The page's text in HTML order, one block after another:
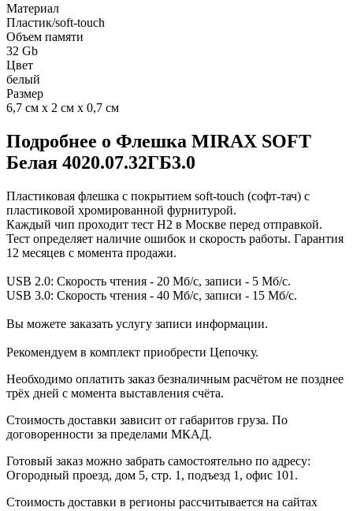
Материал
Пластик/soft-touch
Объем памяти
32 Gb
Цвет
белый
Размер
6,7 см х 2 см х 0,7 см
Подробнее о Флешка MIRAX SOFT
Белая 4020.07.32ГБ3.0
Пластиковая флешка с покрытием soft-touch (софт-тач) с
пластиковой хромированной фурнитурой.
Каждый чип проходит тест H2 в Москве перед отправкой.
Тест определяет наличие ошибок и скорость работы. Гарантия
12 месяцев с момента продажи.
USB 2.0: Скорость чтения - 20 Мб/с, записи - 5 Мб/с.
USB 3.0: Скорость чтения - 40 Мб/с, записи - 15 Мб/с.
Вы можете заказать услугу записи информации.
Рекомендуем в комплект приобрести Цепочку.
Необходимо оплатить заказ безналичным расчётом не позднее
трёх дней с момента выставления счёта.
Стоимость доставки зависит от габаритов груза. По
договоренности за пределами МКАД.
Готовый заказ можно забрать самостоятельно по адресу:
Огородный проезд, дом 5, стр. 1, подъезд 1, офис 101.
Стоимость доставки в регионы рассчитывается на сайтах